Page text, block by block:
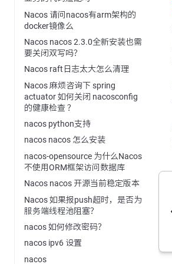
Nacos 请问nacos有arm架构的
docker镜像么
Nacos nacos 2.3.0全新安装也需
要关闭双写吗？
Nacos raft日志太大怎么清理
Nacos 麻烦咨询下 spring
actuator 如何关闭 nacosconfig
的健康检查 ？
nacos python支持
nacos nacos 怎么安装
nacos-opensource 为什么Nacos
不使用ORM框架访问数据库
Nacos nacos 开源当前稳定版本
Nacos 如果报push超时，是否为
服务端线程池阻塞？
nacos 如何修改密码？
nacos ipv6 设置
nacos